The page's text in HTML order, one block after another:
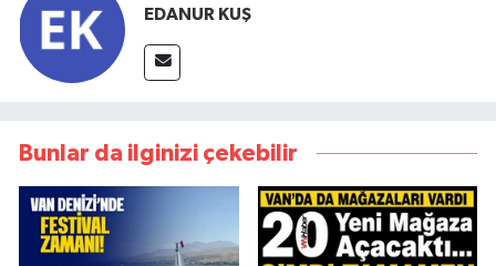
EDANUR KUŞ
Bunlar da ilginizi çekebilir